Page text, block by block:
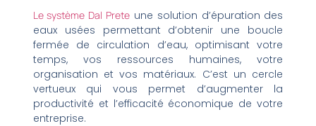
Le système Dal Prete une solution d’épuration des
eaux usées permettant d’obtenir une boucle
fermée de circulation d’eau, optimisant votre
temps, vos ressources humaines, votre
organisation et vos matériaux. C’est un cercle
vertueux qui vous permet d’augmenter la
productivité et l’efficacité économique de votre
entreprise.